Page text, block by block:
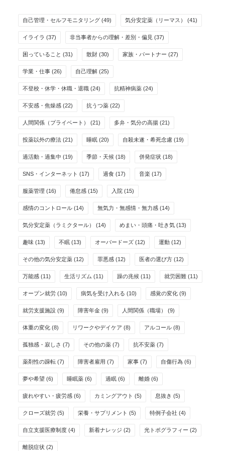
自己管理・セルフモニタリング (49) 気分安定薬（リーマス） (41)
イライラ (37) 非当事者からの理解・差別・偏見 (37)
困っていること (31) 散財 (30) 家族・パートナー (27)
学業・仕事 (26) 自己理解 (25)
不登校・休学・休職・退職 (24) 抗精神病薬 (24)
不安感・焦燥感 (22) 抗うつ薬 (22)
人間関係（プライベート） (21) 多弁・気分の高揚 (21)
投薬以外の療法 (21) 睡眠 (20) 自殺未遂・希死念慮 (19)
過活動・過集中 (19) 季節・天候 (18) 併発症状 (18)
SNS・インターネット (17) 過食 (17) 音楽 (17)
服薬管理 (16) 倦怠感 (15) 入院 (15)
感情のコントロール (14) 無気力・無感情・無力感 (14)
気分安定薬（ラミクタール） (14) めまい・頭痛・吐き気 (13)
趣味 (13) 不眠 (13) オーバードーズ (12) 運動 (12)
その他の気分安定薬 (12) 罪悪感 (12) 医者の選び方 (12)
万能感 (11) 生活リズム (11) 躁の兆候 (11) 就労困難 (11)
オープン就労 (10) 病気を受け入れる (10) 感覚の変化 (9)
就労支援施設 (9) 障害年金 (9) 人間関係（職場） (9)
体重の変化 (8) リワークやデイケア (8) アルコール (8)
孤独感・寂しさ (7) その他の薬 (7) 抗不安薬 (7)
薬剤性の躁転 (7) 障害者雇用 (7) 家事 (7) 自傷行為 (6)
夢や希望 (6) 睡眠薬 (6) 過眠 (6) 離婚 (6)
疲れやすい・疲労感 (6) カミングアウト (5) 息抜き (5)
クローズ就労 (5) 栄養・サプリメント (5) 特例子会社 (4)
自立支援医療制度 (4) 新着ナレッジ (2) 光トポグラフィー (2)
離脱症状 (2)